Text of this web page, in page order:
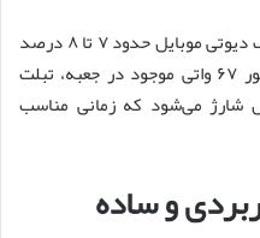
در تست عملی، یک ساعت بازی با کالاف دیوتی موبایل حدود ۷ تا ۸ درصد
از شارژ باتری را مصرف کرد. با آداپتور ۶۷ واتی موجود در جعبه، تبلت
می‌شود که زمانی مناسب
و ساده